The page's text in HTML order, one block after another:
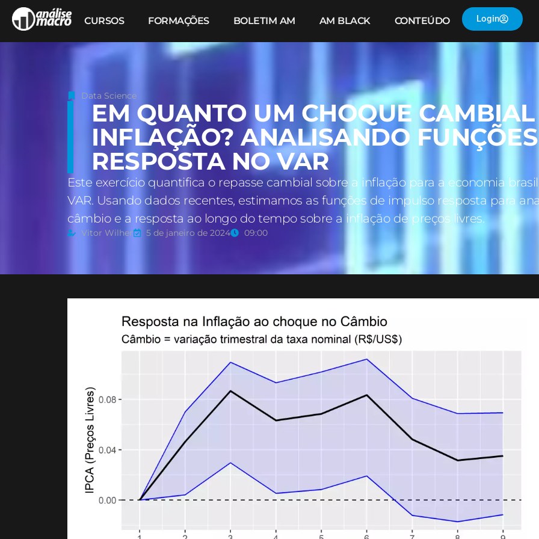
CURSOS FORMAÇÕES BOLETIM AM AM BLACK CONTEÚDO Login
Data Science
EM QUANTO UM CHOQUE
INFLAÇÃO? ANALISANDO
RESPOSTA NO VAR
Este exercício quantifica o repasse cambial sobre a inflação para a economia
VAR. Usando dados recentes, estimamos as funções de impulso resposta para
câmbio e a resposta ao longo do tempo sobre a inflação de preços livres.
Vitor Wilher 5 de janeiro de 2024 09:00